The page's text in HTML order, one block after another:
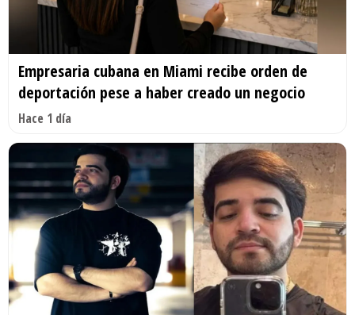
Empresaria cubana en Miami recibe orden de
deportación pese a haber creado un negocio
Hace 1 día